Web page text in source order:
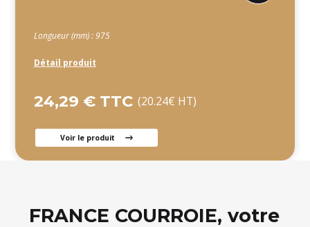
Longueur (mm) : 975
Détail produit
24,29 € TTC (20.24€ HT)
Voir le produit
FRANCE COURROIE, votre